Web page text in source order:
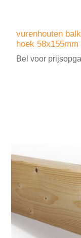
vurenhouten
hoek
Bel voor